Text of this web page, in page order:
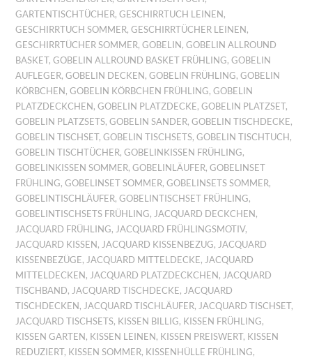
GARTENTISCHTÜCHER,GESCHIRRTUCH LEINEN ,
GESCHIRRTUCH SOMMER,GESCHIRRTÜCHER LEINEN ,
GESCHIRRTÜCHER SOMMER,GOBELIN ,GOBELIN ALLROUND
BASKET,GOBELIN ALLROUND BASKET FRÜHLING,GOBELIN
AUFLEGER,GOBELIN DECKEN ,GOBELIN FRÜHLING,GOBELIN
KÖRBCHEN ,GOBELIN KÖRBCHEN FRÜHLING,GOBELIN
PLATZDECKCHEN ,GOBELIN PLATZDECKE,GOBELIN PLATZSET,
GOBELIN PLATZSETS,GOBELIN SANDER,GOBELIN TISCHDECKE,
GOBELIN TISCHSET,GOBELIN TISCHSETS,GOBELIN TISCHTUCH ,
GOBELIN TISCHTÜCHER,GOBELINKISSEN FRÜHLING,
GOBELINKISSEN SOMMER,GOBELINLÄUFER,GOBELINSET
FRÜHLING,GOBELINSET SOMMER,GOBELINSETS SOMMER,
GOBELINTISCHLÄUFER,GOBELINTISCHSET FRÜHLING,
GOBELINTISCHSETS FRÜHLING, JACQUARD DECKCHEN ,
JACQUARD FRÜHLING, JACQUARD FRÜHLINGSMOTIV,
JACQUARD KISSEN , JACQUARD KISSENBEZUG, JACQUARD
KISSENBEZÜGE, JACQUARD MITTELDECKE, JACQUARD
MITTELDECKEN , JACQUARD PLATZDECKCHEN , JACQUARD
TISCHBAND, JACQUARD TISCHDECKE, JACQUARD
TISCHDECKEN , JACQUARD TISCHLÄUFER, JACQUARD TISCHSET,
JACQUARD TISCHSETS, KISSEN BILLIG, KISSEN FRÜHLING,
KISSEN GARTEN , KISSEN LEINEN , KISSEN PREISWERT, KISSEN
REDUZIERT, KISSEN SOMMER, KISSENHÜLLE FRÜHLING,